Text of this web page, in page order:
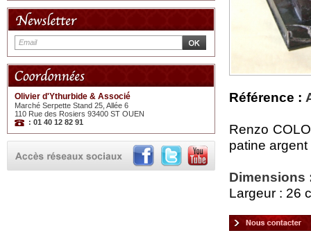
Olivier d'Ythurbide & Associé
Marché Serpette Stand 25, Allée 6
110 Rue des Rosiers 93400 ST OUEN
: 01 40 12 82 91
Référence :
Renzo
patine
Dimensions
Largeur : 26